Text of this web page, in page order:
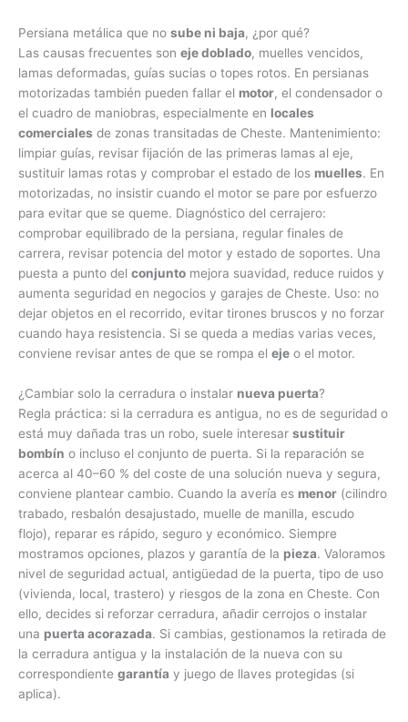
Persiana metálica que no sube ni baja, ¿por qué?
Las causas frecuentes son eje doblado, muelles vencidos,
lamas deformadas, guías sucias o topes rotos. En persianas
motorizadas también pueden fallar el motor, el condensador o
el cuadro de maniobras, especialmente en locales
comerciales de zonas transitadas de Cheste. Mantenimiento:
limpiar guías, revisar fijación de las primeras lamas al eje,
sustituir lamas rotas y comprobar el estado de los muelles. En
motorizadas, no insistir cuando el motor se pare por esfuerzo
para evitar que se queme. Diagnóstico del cerrajero:
comprobar equilibrado de la persiana, regular finales de
carrera, revisar potencia del motor y estado de soportes. Una
puesta a punto del conjunto mejora suavidad, reduce ruidos y
aumenta seguridad en negocios y garajes de Cheste. Uso: no
dejar objetos en el recorrido, evitar tirones bruscos y no forzar
cuando haya resistencia. Si se queda a medias varias veces,
conviene revisar antes de que se rompa el eje o el motor.
¿Cambiar solo la cerradura o instalar nueva puerta?
Regla práctica: si la cerradura es antigua, no es de seguridad o
está muy dañada tras un robo, suele interesar sustituir
bombín o incluso el conjunto de puerta. Si la reparación se
acerca al 40–60 % del coste de una solución nueva y segura,
conviene plantear cambio. Cuando la avería es menor (cilindro
trabado, resbalón desajustado, muelle de manilla, escudo
flojo), reparar es rápido, seguro y económico. Siempre
mostramos opciones, plazos y garantía de la pieza. Valoramos
nivel de seguridad actual, antigüedad de la puerta, tipo de uso
(vivienda, local, trastero) y riesgos de la zona en Cheste. Con
ello, decides si reforzar cerradura, añadir cerrojos o instalar
una puerta acorazada. Si cambias, gestionamos la retirada de
la cerradura antigua y la instalación de la nueva con su
correspondiente garantía y juego de llaves protegidas (si
aplica).